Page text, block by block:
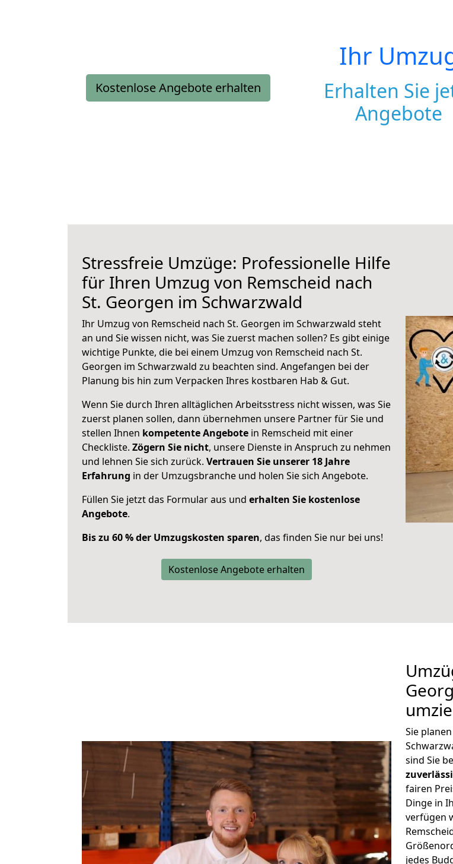
Kostenlose Angebote erhalten
Ihr
Erhalten Sie
Angebote
Stressfreie Umzüge: Professionelle Hilfe
für Ihren Umzug von Remscheid nach
St. Georgen im Schwarzwald
Ihr Umzug von Remscheid nach St. Georgen im Schwarzwald steht
an und Sie wissen nicht, was Sie zuerst machen sollen? Es gibt einige
wichtige Punkte, die bei einem Umzug von Remscheid nach St.
Georgen im Schwarzwald zu beachten sind. Angefangen bei der
Planung bis hin zum Verpacken Ihres kostbaren Hab & Gut.
Wenn Sie durch Ihren alltäglichen Arbeitsstress nicht wissen, was Sie
zuerst planen sollen, dann übernehmen unsere Partner für Sie und
stellen Ihnen kompetente Angebote in Remscheid mit einer
Checkliste. Zögern Sie nicht, unsere Dienste in Anspruch zu nehmen
und lehnen Sie sich zurück. Vertrauen Sie unserer 18 Jahre
Erfahrung in der Umzugsbranche und holen Sie sich Angebote.
Füllen Sie jetzt das Formular aus und erhalten Sie kostenlose
Angebote.
Bis zu 60 % der Umzugskosten sparen, das finden Sie nur bei uns!
Kostenlose Angebote erhalten
Sie
sind Sie
fairen
Dinge in
verfügen
jedes